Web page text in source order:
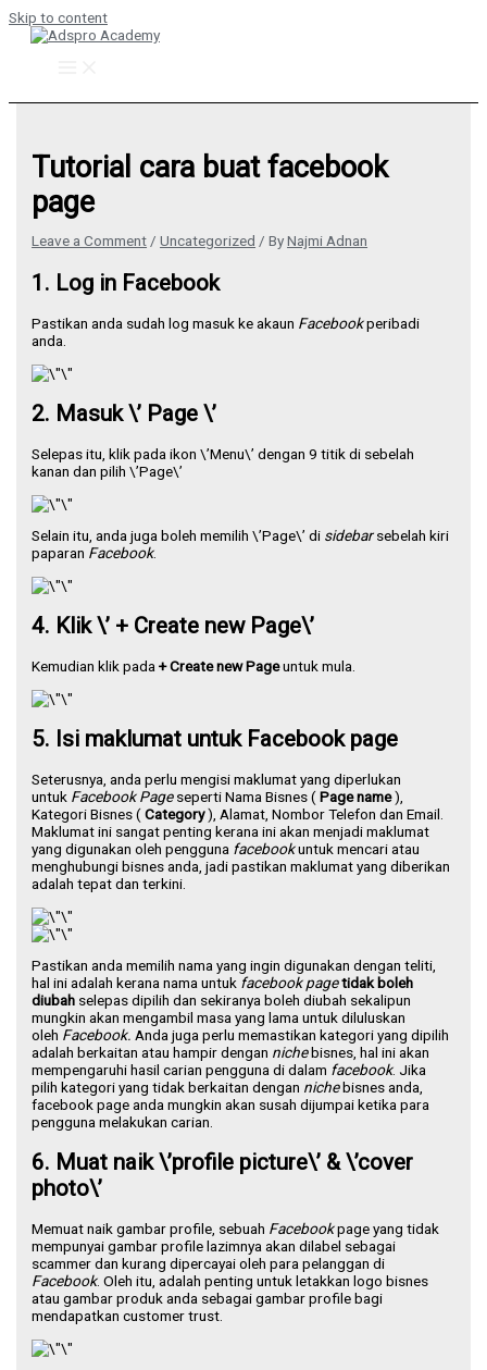
Skip to content
Tutorial cara buat facebook
page
Leave a Comment/Uncategorized / ByNajmi Adnan
1. Log in Facebook
Pastikan anda sudah log masuk ke akaun Facebookperibadi
anda.
2. Masuk \’ Page \’
Selepas itu, klik pada ikon \’Menu\’ dengan 9 titik di sebelah
kanan dan pilih \’Page\’
Selain itu, anda juga boleh memilih \’Page\’ di sidebarsebelah kiri
paparan Facebook.
4. Klik \’ + Create new Page\’
Kemudian klik pada+Create new Pageuntuk mula.
5. Isi maklumat untuk Facebook page
Seterusnya, anda perlu mengisi maklumat yang diperlukan
untuk Facebook Pageseperti Nama Bisnes (Page name),
Kategori Bisnes (Category), Alamat, Nombor Telefon dan Email.
Maklumat ini sangat penting kerana ini akan menjadi maklumat
yang digunakan oleh pengguna facebookuntuk mencari atau
menghubungi bisnes anda, jadi pastikan maklumat yang diberikan
adalah tepat dan terkini.
Pastikan anda memilih nama yang ingin digunakan dengan teliti,
hal ini adalah kerana nama untuk facebook pagetidak boleh
diubah selepas dipilih dan sekiranya boleh diubah sekalipun
mungkin akan mengambil masa yang lama untuk diluluskan
oleh Facebook. Anda juga perlu memastikan kategori yang dipilih
adalah berkaitan atau hampir dengan nichebisnes, hal ini akan
mempengaruhi hasil carian pengguna di dalam facebook. Jika
pilih kategori yang tidak berkaitan dengan nichebisnes anda,
facebook page anda mungkin akan susah dijumpai ketika para
pengguna melakukan carian.
6. Muat naik \’profile picture\’ & \’cover
photo\’
Memuat naik gambar profile, sebuah Facebookpage yang tidak
mempunyai gambar profile lazimnya akan dilabel sebagai
scammer dan kurang dipercayai oleh para pelanggan di
Facebook. Oleh itu, adalah penting untuk letakkan logo bisnes
atau gambar produk anda sebagai gambar profile bagi
mendapatkan customer trust.